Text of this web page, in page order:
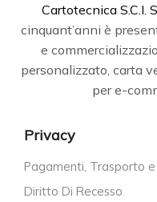
Cartotecnica S.C.I.
cinquant’anni è
e
personalizzato, carta
per e-
Privacy
Pagamenti, Trasporto
Diritto Di Recesso